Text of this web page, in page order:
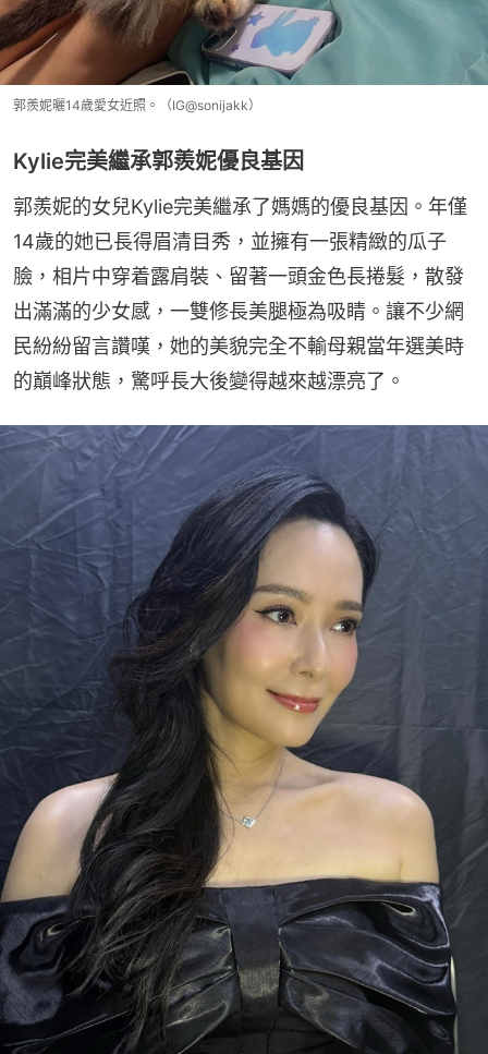
郭羨妮曬14歲愛女近照。（IG@sonijakk）
Kylie完美繼承郭羨妮優良基因
郭羨妮的女兒Kylie完美繼承了媽媽的優良基因。年僅
14歲的她已長得眉清目秀，並擁有一張精緻的瓜子
臉，相片中穿着露肩裝、留著一頭金色長捲髮，散發
出滿滿的少女感，一雙修長美腿極為吸睛。讓不少網
民紛紛留言讚嘆，她的美貌完全不輸母親當年選美時
的巔峰狀態，驚呼長大後變得越來越漂亮了。